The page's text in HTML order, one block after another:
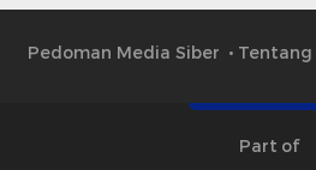
Pedoman Media Siber Tentang
Part of